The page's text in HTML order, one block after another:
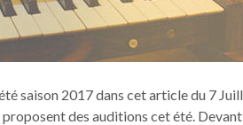
saison 2017 dans cet article du 7
proposent des auditions cet été.